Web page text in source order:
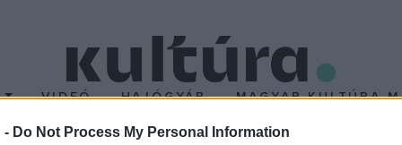
- Do Not Process My Personal Information
VIDEÓ HAJÓGYÁR MAGYAR KULTÚRA